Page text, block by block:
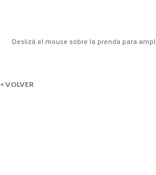
Deslizá el mouse sobre la prenda para
< VOLVER